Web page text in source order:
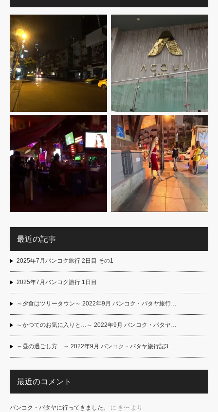
最近の記事
2025年7月バンコク旅行 2日目 その1
2025年7月バンコク旅行 1日目
～夕食はツリータウン～ 2022年9月 バンコク・パタヤ旅行…
～かつてのお気に入りと…～ 2022年9月 バンコク・パタヤ…
～昼の過ごし方…～ 2022年9月 バンコク・パタヤ旅行記3…
最近のコメント
バンコク・パタヤに行ってきました。 に き〜 より